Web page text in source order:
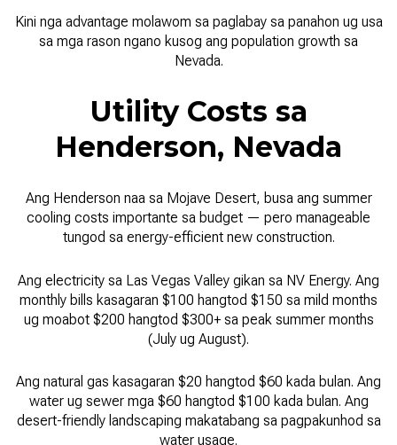
Kini nga advantage molawom sa paglabay sa panahon ug usa
sa mga rason ngano kusog ang population growth sa
Nevada.
Utility Costs sa
Henderson, Nevada
Ang Henderson naa sa Mojave Desert, busa ang summer
cooling costs importante sa budget — pero manageable
tungod sa energy-efficient new construction.
Ang electricity sa Las Vegas Valley gikan sa NV Energy. Ang
monthly bills kasagaran $100 hangtod $150 sa mild months
ug moabot $200 hangtod $300+ sa peak summer months
(July ug August).
Ang natural gas kasagaran $20 hangtod $60 kada bulan. Ang
water ug sewer mga $60 hangtod $100 kada bulan. Ang
desert-friendly landscaping makatabang sa pagpakunhod sa
water usage.